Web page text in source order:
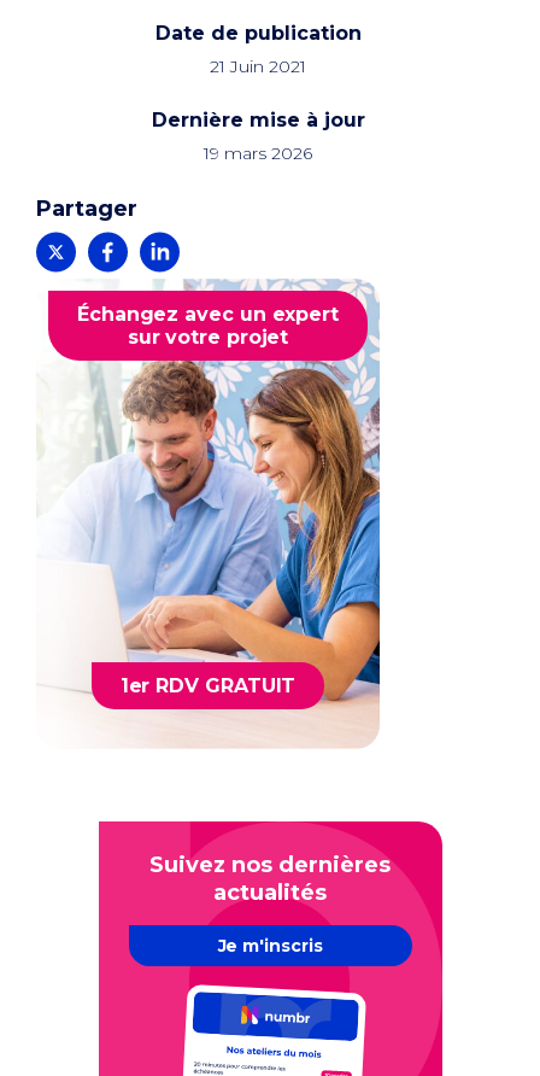
Date de publication
21 Juin 2021
Dernière mise à jour
19 mars 2026
Partager
Échangez avec un expert
sur votre projet
1er RDV GRATUIT
Suivez nos dernières
actualités
Je m'inscris